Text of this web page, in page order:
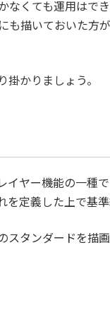
なくても運用はで
も描いておいた方
掛かりましょう。
イヤー機能の一種
定義した上で基準
スタンダードを描